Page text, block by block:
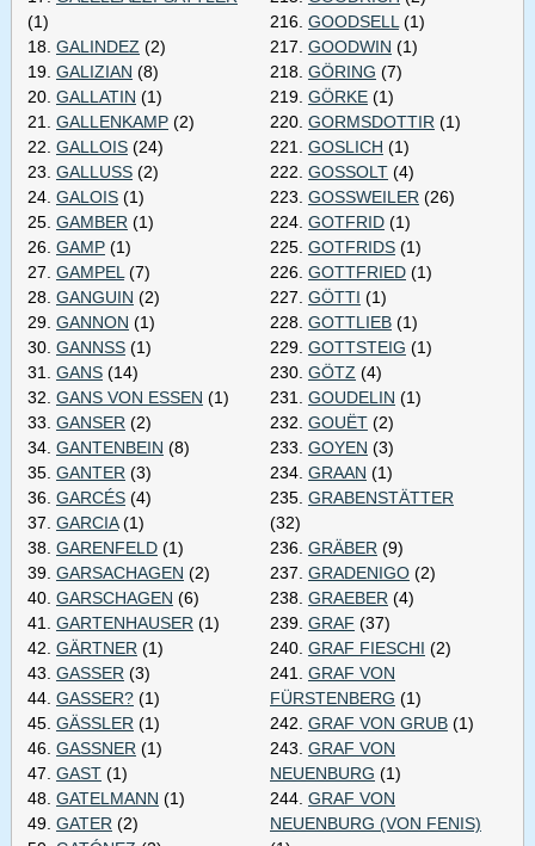
(1)
18. GALINDEZ (2)
19. GALIZIAN (8)
20. GALLATIN (1)
21. GALLENKAMP (2)
22. GALLOIS (24)
23. GALLUSS (2)
24. GALOIS (1)
25. GAMBER (1)
26. GAMP (1)
27. GAMPEL (7)
28. GANGUIN (2)
29. GANNON (1)
30. GANNSS (1)
31. GANS (14)
32. GANS VON ESSEN (1)
33. GANSER (2)
34. GANTENBEIN (8)
35. GANTER (3)
36. GARCÉS (4)
37. GARCIA(1)
38. GARENFELD (1)
39. GARSACHAGEN (2)
40. GARSCHAGEN (6)
41. GARTENHAUSER (1)
42. GÄRTNER (1)
43. GASSER (3)
44. GASSER? (1)
45. GÄSSLER (1)
46. GASSNER (1)
47. GAST (1)
48. GATELMANN (1)
49. GATER (2)
216. GOODSELL (1)
217. GOODWIN (1)
218. GÖRING (7)
219. GÖRKE (1)
220. GORMSDOTTIR (1)
221. GOSLICH (1)
222. GOSSOLT (4)
223. GOSSWEILER (26)
224. GOTFRID (1)
225. GOTFRIDS (1)
226. GOTTFRIED (1)
227. GÖTTI (1)
228. GOTTLIEB (1)
229. GOTTSTEIG (1)
230. GÖTZ (4)
231. GOUDELIN (1)
232. GOUËT (2)
233. GOYEN (3)
234. GRAAN (1)
235. GRABENSTÄTTER
(32)
236. GRÄBER (9)
237. GRADENIGO (2)
238. GRAEBER (4)
239. GRAF (37)
240. GRAF FIESCHI (2)
241. GRAF VON
FÜRSTENBERG (1)
242. GRAF VON GRUB (1)
243. GRAF VON
NEUENBURG (1)
244. GRAF VON
NEUENBURG (VON FENIS)